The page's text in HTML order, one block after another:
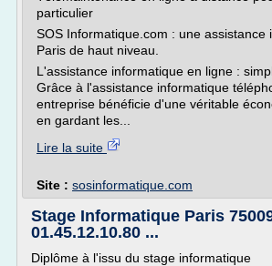
particulier
SOS Informatique.com : une assistance
Paris de haut niveau.
L'assistance informatique en ligne :
Grâce à l'assistance informatique
entreprise bénéficie d'une véritable
en gardant les...
Lire la suite
Site : sosinformatique.com
Stage Informatique Paris
01.45.12.10.80 ...
Diplôme à l'issu du stage informatique